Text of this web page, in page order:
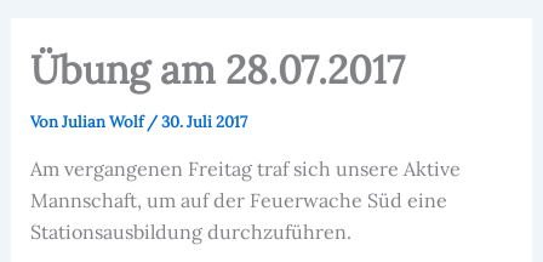
Übung am 28.07.2017
VonJulian Wolf/30. Juli 2017
Am vergangenen Freitag traf sich unsere Aktive
Mannschaft, um auf der Feuerwache Süd eine
Stationsausbildung durchzuführen.